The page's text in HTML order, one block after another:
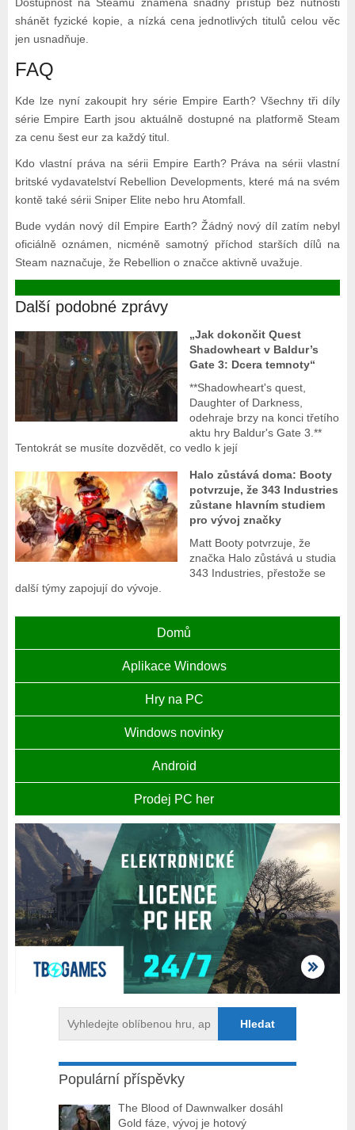
shánět fyzické kopie, a nízká cena jednotlivých titulů celou věc
jen usnadňuje.
FAQ
Kde lze nyní zakoupit hry série Empire Earth? Všechny tři díly
série Empire Earth jsou aktuálně dostupné na platformě Steam
za cenu šest eur za každý titul.
Kdo vlastní práva na sérii Empire Earth? Práva na sérii vlastní
britské vydavatelství Rebellion Developments, které má na svém
kontě také sérii Sniper Elite nebo hru Atomfall.
Bude vydán nový díl Empire Earth? Žádný nový díl zatím nebyl
oficiálně oznámen, nicméně samotný příchod starších dílů na
Steam naznačuje, že Rebellion o značce aktivně uvažuje.
Další podobné zprávy
„Jak dokončit Quest
Shadowheart v Baldur’s
Gate 3: Dcera temnoty“
**Shadowheart's quest,
Daughter of Darkness,
odehraje brzy na konci třetího
aktu hry Baldur's Gate 3.**
Tentokrát se musíte dozvědět, co vedlo k její
Halo zůstává doma: Booty
potvrzuje, že 343 Industries
zůstane hlavním studiem
pro vývoj značky
Matt Booty potvrzuje, že
značka Halo zůstává u studia
343 Industries, přestože se
další týmy zapojují do vývoje.
Domů
Aplikace Windows
Hry na PC
Windows novinky
Android
Prodej PC her
Populární příspěvky
The Blood of Dawnwalker dosáhl
Gold fáze, vývoj je hotový